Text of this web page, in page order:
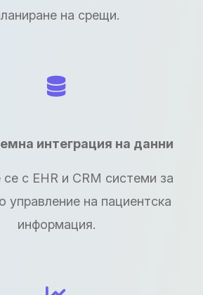
на срещи.
интеграция на данни
с EHR и CRM системи за
управление на пациентска
информация.